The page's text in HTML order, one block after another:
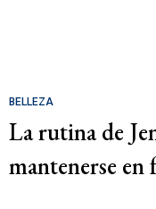
BELLEZA
La rutina de
mantenerse en